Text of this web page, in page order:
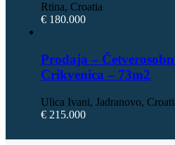
Rtina, Croatia
€ 180.000
Prodaja –
Crikvenica – 73m2
Ulica Ivani, Jadranovo,
€ 215.000